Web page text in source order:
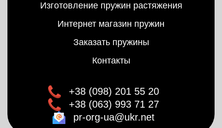
Изготовление пружин растяжения
Интернет магазин пружин
Заказать пружины
Контакты
+38 (098) 201 55 20
+38 (063) 993 71 27
pr-org-ua@ukr.net